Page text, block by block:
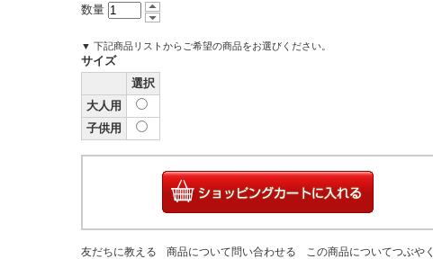
数量
▼ 下記商品リストからご希望の商品をお選びください。
サイズ
選択
大人用
子供用
友だちに教える 商品について問い合わせる この商品についてつぶやく